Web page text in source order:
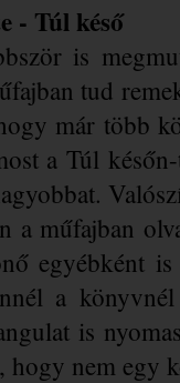
- Túl késő
is
tud
már több
a Túl
a műfajban
egyébként
a
is
nem egy